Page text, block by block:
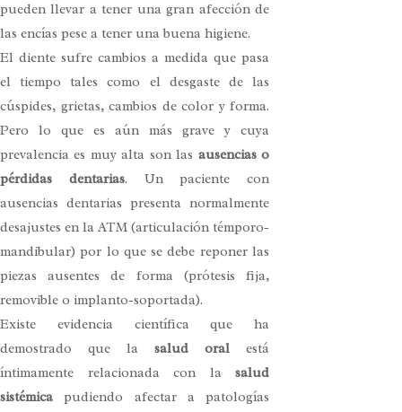
pueden llevar a tener una gran afección de
las encías pese a tener una buena higiene.
El diente sufre cambios a medida que pasa
el tiempo tales como el desgaste de las
cúspides, grietas, cambios de color y forma.
Pero lo que es aún más grave y cuya
prevalencia es muy alta son las ausencias o
pérdidas dentarias. Un paciente con
ausencias dentarias presenta normalmente
desajustes en la ATM (articulación témporo-
mandibular) por lo que se debe reponer las
piezas ausentes de forma (prótesis fija,
removible o implanto-soportada).
Existe evidencia científica que ha
demostrado que la salud oral está
íntimamente relacionada con la salud
sistémica pudiendo afectar a patologías